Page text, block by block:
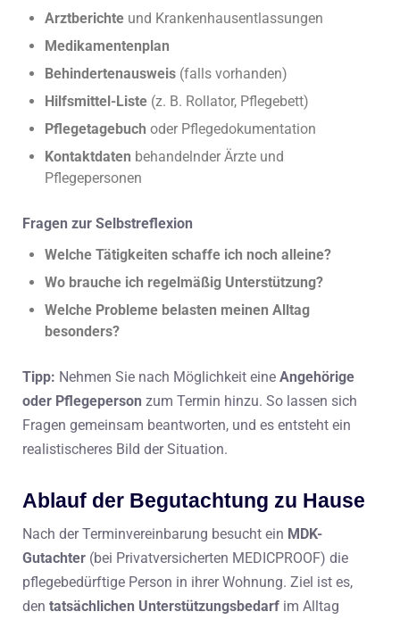
Arztberichte und Krankenhausentlassungen
Medikamentenplan
Behindertenausweis (falls vorhanden)
Hilfsmittel-Liste (z. B. Rollator, Pflegebett)
Pflegetagebuch oder Pflegedokumentation
Kontaktdaten behandelnder Ärzte und
Pflegepersonen
Fragen zur Selbstreflexion
Welche Tätigkeiten schaffe ich noch alleine?
Wo brauche ich regelmäßig Unterstützung?
Welche Probleme belasten meinen Alltag
besonders?
Tipp: Nehmen Sie nach Möglichkeit eine Angehörige
oder Pflegeperson zum Termin hinzu. So lassen sich
Fragen gemeinsam beantworten, und es entsteht ein
realistischeres Bild der Situation.
Ablauf der Begutachtung zu Hause
Nach der Terminvereinbarung besucht ein MDK-
Gutachter (bei Privatversicherten MEDICPROOF) die
pflegebedürftige Person in ihrer Wohnung. Ziel ist es,
den tatsächlichen Unterstützungsbedarf im Alltag